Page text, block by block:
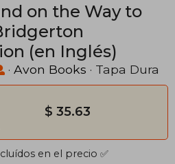
on the Way to
(en Inglés)
· Avon Books · Tapa Dura
$ 35.63
en el precio ✅